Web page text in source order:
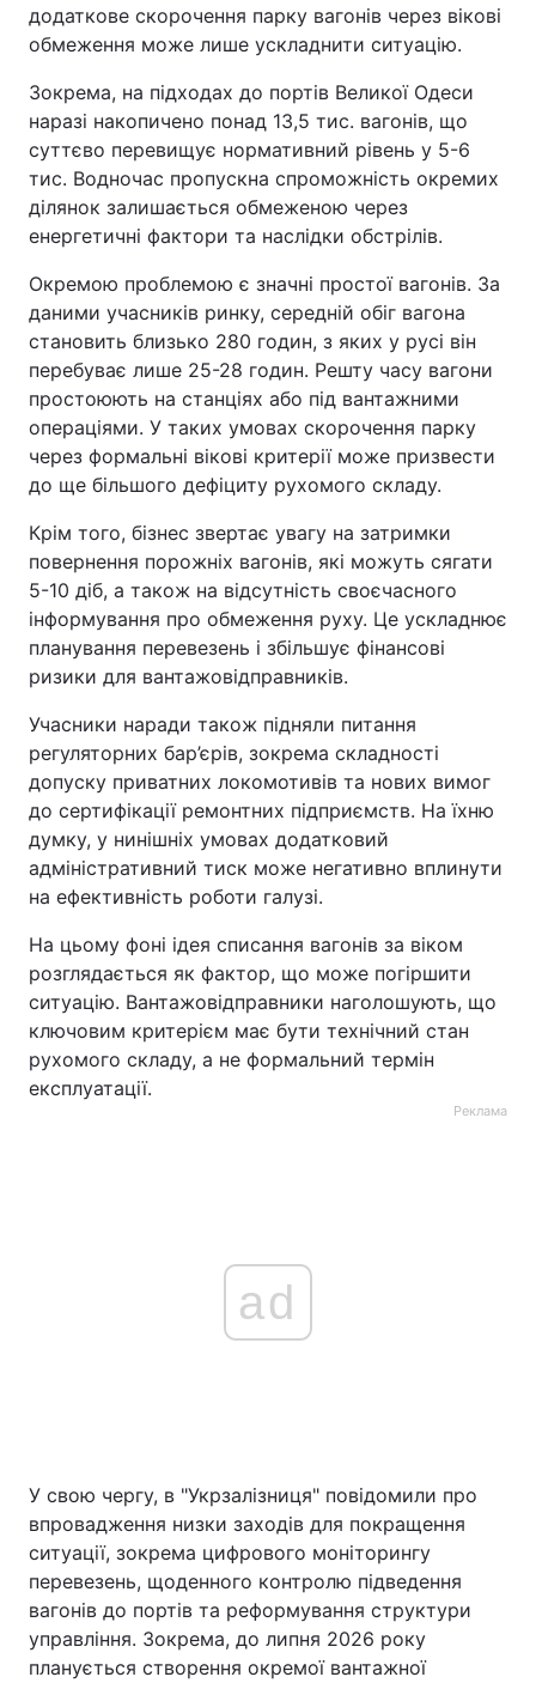
додаткове скорочення парку вагонів через вікові
обмеження може лише ускладнити ситуацію.
Зокрема, на підходах до портів Великої Одеси
наразі накопичено понад 13,5 тис. вагонів, що
суттєво перевищує нормативний рівень у 5-6
тис. Водночас пропускна спроможність окремих
ділянок залишається обмеженою через
енергетичні фактори та наслідки обстрілів.
Окремою проблемою є значні простої вагонів. За
даними учасників ринку, середній обіг вагона
становить близько 280 годин, з яких у русі він
перебуває лише 25-28 годин. Решту часу вагони
простоюють на станціях або під вантажними
операціями. У таких умовах скорочення парку
через формальні вікові критерії може призвести
до ще більшого дефіциту рухомого складу.
Крім того, бізнес звертає увагу на затримки
повернення порожніх вагонів, які можуть сягати
5-10 діб, а також на відсутність своєчасного
інформування про обмеження руху. Це ускладнює
планування перевезень і збільшує фінансові
ризики для вантажовідправників.
Учасники наради також підняли питання
регуляторних бар’єрів, зокрема складності
допуску приватних локомотивів та нових вимог
до сертифікації ремонтних підприємств. На їхню
думку, у нинішніх умовах додатковий
адміністративний тиск може негативно вплинути
на ефективність роботи галузі.
На цьому фоні ідея списання вагонів за віком
розглядається як фактор, що може погіршити
ситуацію. Вантажовідправники наголошують, що
ключовим критерієм має бути технічний стан
рухомого складу, а не формальний термін
експлуатації.
Реклама
ad
У свою чергу, в "Укрзалізниця" повідомили про
впровадження низки заходів для покращення
ситуації, зокрема цифрового моніторингу
перевезень, щоденного контролю підведення
вагонів до портів та реформування структури
управління. Зокрема, до липня 2026 року
планується створення окремої вантажної